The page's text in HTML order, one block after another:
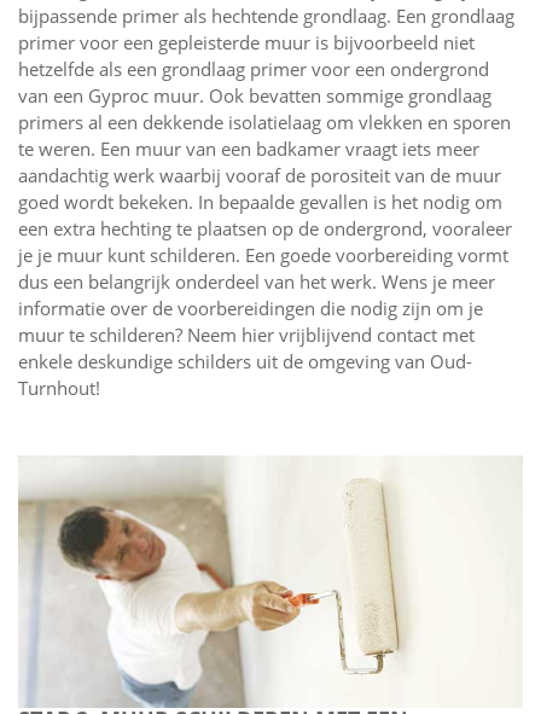
bijpassende primer als hechtende grondlaag. Een grondlaag
primer voor een gepleisterde muur is bijvoorbeeld niet
hetzelfde als een grondlaag primer voor een ondergrond
van een Gyproc muur. Ook bevatten sommige grondlaag
primers al een dekkende isolatielaag om vlekken en sporen
te weren. Een muur van een badkamer vraagt iets meer
aandachtig werk waarbij vooraf de porositeit van de muur
goed wordt bekeken. In bepaalde gevallen is het nodig om
een extra hechting te plaatsen op de ondergrond, vooraleer
je je muur kunt schilderen. Een goede voorbereiding vormt
dus een belangrijk onderdeel van het werk. Wens je meer
informatie over de voorbereidingen die nodig zijn om je
muur te schilderen? Neem hier vrijblijvend contact met
enkele deskundige schilders uit de omgeving van Oud-
Turnhout!